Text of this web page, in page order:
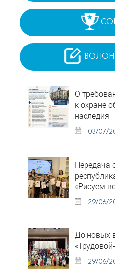
О
к охране
наследия
03/07/
Передача
«Рисуем
29/06/
До новых
29/06/